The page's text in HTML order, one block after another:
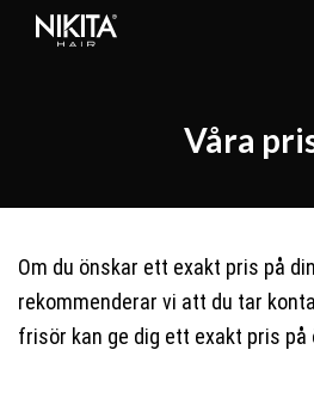
Skip
Skip
Skip
Våra
Om du önskar ett exakt pris på
rekommenderar vi att du tar
frisör kan ge dig ett exakt pris på